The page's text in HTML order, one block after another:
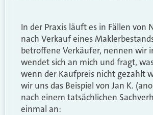
In der Praxis läuft es in Fällen von
nach Verkauf eines
betroffene Verkäufer, nennen wir
wendet sich an mich und fragt,
wenn der Kaufpreis nicht gezahlt
wir uns das Beispiel von Jan K.
nach einem tatsächlichen
einmal an: